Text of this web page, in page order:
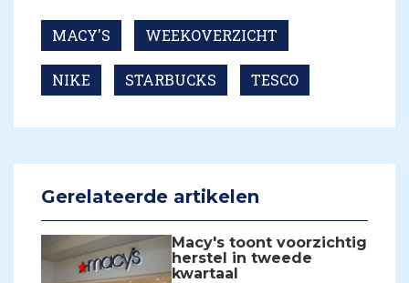
MACY'S WEEKOVERZICHT
NIKE STARBUCKS TESCO
Gerelateerde artikelen
Macy's toont voorzichtig
herstel in tweede
kwartaal